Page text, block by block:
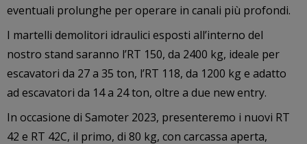
eventuali prolunghe per operare in canali più profondi.
I martelli demolitori idraulici esposti all’interno del
nostro stand saranno l’RT 150, da 2400 kg, ideale per
escavatori da 27 a 35 ton, l’RT 118, da 1200 kg e adatto
ad escavatori da 14 a 24 ton, oltre a due new entry.
In occasione di Samoter 2023, presenteremo i nuovi RT
42 e RT 42C, il primo, di 80 kg, con carcassa aperta,